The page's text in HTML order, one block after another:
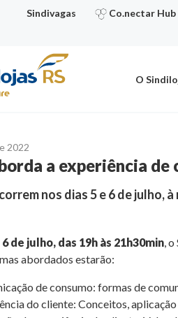
Sindivagas Co.nectar Hub
O
2022
a experiência
nos dias 5 e 6 de julho,
6 de julho, das 19h às 21h30min,
abordados estarão:
de consumo: formas de
do cliente: Conceitos,